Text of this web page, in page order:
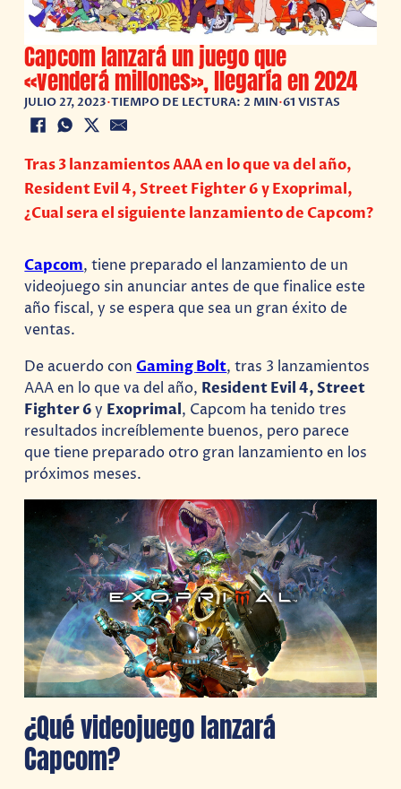
Capcom lanzará un juego que
«venderá millones», llegaría en 2024
JULIO 27, 2023•TIEMPO DE LECTURA: 2 MIN•61 VISTAS
Tras 3 lanzamientos AAA en lo que va del año,
Resident Evil 4, Street Fighter 6 y Exoprimal,
¿Cual sera el siguiente lanzamiento de Capcom?
Capcom, tiene preparado el lanzamiento de un
videojuego sin anunciar antes de que finalice este
año fiscal, y se espera que sea un gran éxito de
ventas.
De acuerdo conGaming Bolt, tras 3 lanzamientos
AAA en lo que va del año, Resident Evil 4, Street
Fighter 6y Exoprimal, Capcom ha tenido tres
resultados increíblemente buenos, pero parece
que tiene preparado otro gran lanzamiento en los
próximos meses.
¿Qué videojuego lanzará
Capcom?